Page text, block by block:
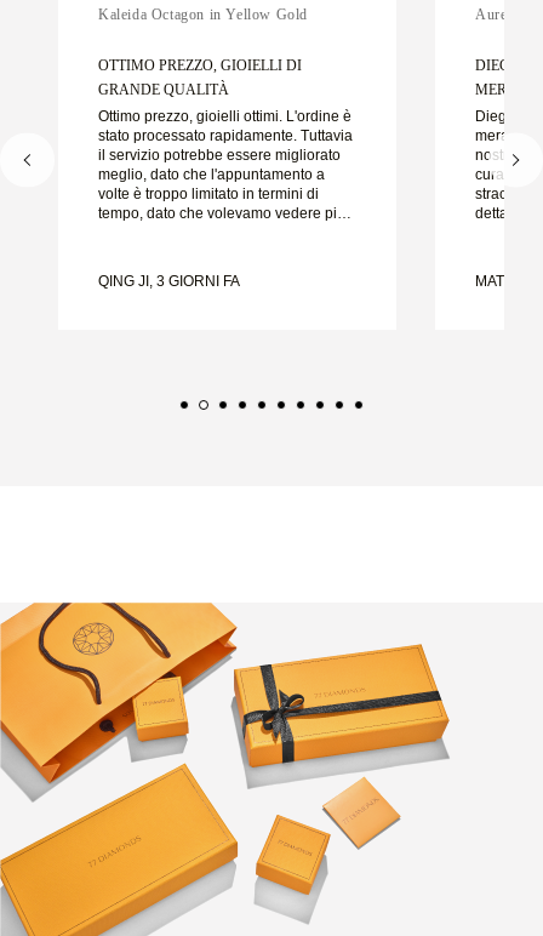
Kaleida Octagon in Yellow Gold
OTTIMO PREZZO, GIOIELLI DI
GRANDE QUALITÀ
Ottimo prezzo, gioielli ottimi. L'ordine è
stato processato rapidamente. Tuttavia
il servizio potrebbe essere migliorato
meglio, dato che l'appuntamento a
volte è troppo limitato in termini di
tempo, dato che volevamo vedere più
gioielli di buona qualità. Moglie è
QING JI, 3 GIORNI FA
Aurelle in
DIEGO È
Diego è
nostre
cura e la
dettaglio